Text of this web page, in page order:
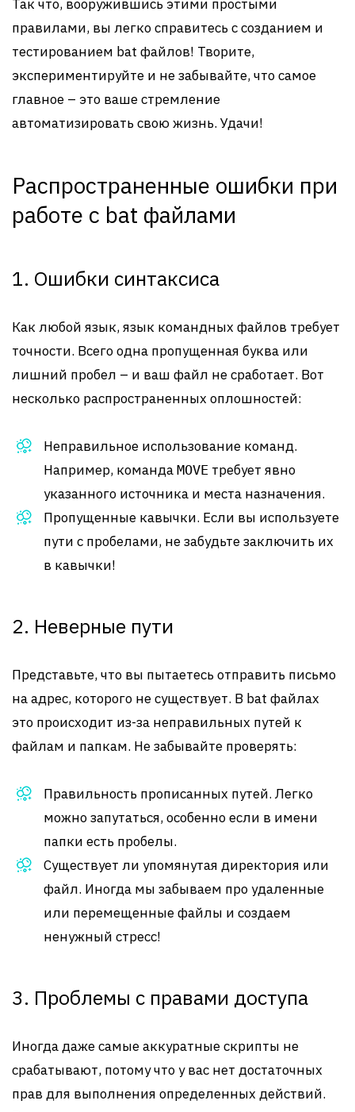
Так что, вооружившись этими простыми
правилами, вы легко справитесь с созданием и
тестированием bat файлов! Творите,
экспериментируйте и не забывайте, что самое
главное – это ваше стремление
автоматизировать свою жизнь. Удачи!
Распространенные ошибки при
работе с bat файлами
1. Ошибки синтаксиса
Как любой язык, язык командных файлов требует
точности. Всего одна пропущенная буква или
лишний пробел – и ваш файл не сработает. Вот
несколько распространенных оплошностей:
Неправильное использование команд.
Например, команда MOVE требует явно
указанного источника и места назначения.
Пропущенные кавычки. Если вы используете
пути с пробелами, не забудьте заключить их
в кавычки!
2. Неверные пути
Представьте, что вы пытаетесь отправить письмо
на адрес, которого не существует. В bat файлах
это происходит из-за неправильных путей к
файлам и папкам. Не забывайте проверять:
Правильность прописанных путей. Легко
можно запутаться, особенно если в имени
папки есть пробелы.
Существует ли упомянутая директория или
файл. Иногда мы забываем про удаленные
или перемещенные файлы и создаем
ненужный стресс!
3. Проблемы с правами доступа
Иногда даже самые аккуратные скрипты не
срабатывают, потому что у вас нет достаточных
прав для выполнения определенных действий.